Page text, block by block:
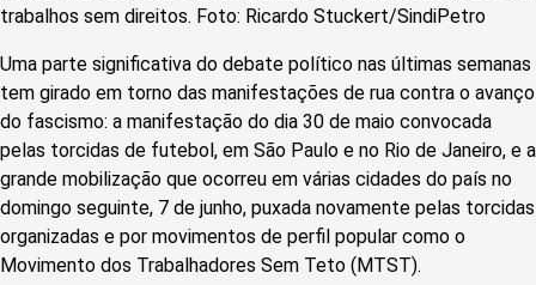
trabalhos sem direitos. Foto: Ricardo Stuckert/SindiPetro
Uma parte significativa do debate político nas últimas semanas
tem girado em torno das manifestações de rua contra o avanço
do fascismo: a manifestação do dia 30 de maio convocada
pelas torcidas de futebol, em São Paulo e no Rio de Janeiro, e a
grande mobilização que ocorreu em várias cidades do país no
domingo seguinte, 7 de junho, puxada novamente pelas torcidas
organizadas e por movimentos de perfil popular como o
Movimento dos Trabalhadores Sem Teto (MTST).